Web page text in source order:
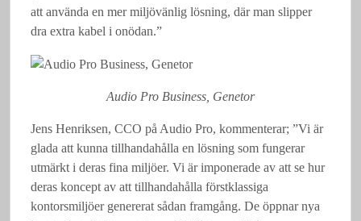
att använda en mer miljövänlig lösning, där man slipper
dra extra kabel i onödan.”
Audio Pro Business, Genetor
Jens Henriksen, CCO på Audio Pro, kommenterar; ”Vi är
glada att kunna tillhandahålla en lösning som fungerar
utmärkt i deras fina miljöer. Vi är imponerade av att se hur
deras koncept av att tillhandahålla förstklassiga
kontorsmiljöer genererat sådan framgång. De öppnar nya